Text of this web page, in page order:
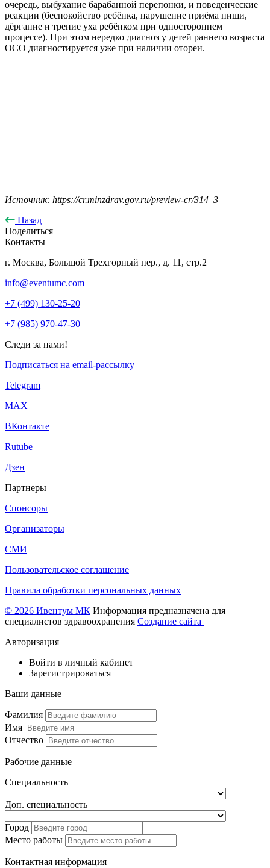
очередь, выбухание барабанной перепонки, и поведенческие
реакции (беспокойство ребёнка, нарушение приёма пищи,
дёргание и трение уха ребёнком при одностороннем
процессе). При этом нередко диагноз у детей раннего возраста
ОСО диагностируется уже при наличии отореи.
Источник: https://cr.minzdrav.gov.ru/preview-cr/314_3
Назад
Поделиться
Контакты
г. Москва, Большой Трехгорный пер., д. 11, стр.2
info@eventumc.com
+7 (499) 130-25-20
+7 (985) 970-47-30
Следи за нами!
Подписаться на email-рассылку
Telegram
МАХ
ВКонтакте
Rutube
Дзен
Партнеры
Спонсоры
Организаторы
СМИ
Пользовательское соглашение
Правила обработки персональных данных
© 2026 Ивентум МК Информация предназначена для
специалистов здравоохранения Создание сайта
Авторизация
Войти в личный кабинет
Зарегистрироваться
Ваши данные
Фамилия
Имя
Отчество
Рабочие данные
Специальность
Доп. специальность
Город
Место работы
Контактная информация